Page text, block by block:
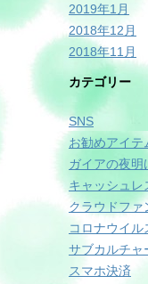
2019年1月
2018年12月
2018年11月
カテゴリー
SNS
お勧めアイテ
ガイアの夜明
キャッシュレ
クラウドファ
コロナウイル
サブカルチャ
スマホ決済